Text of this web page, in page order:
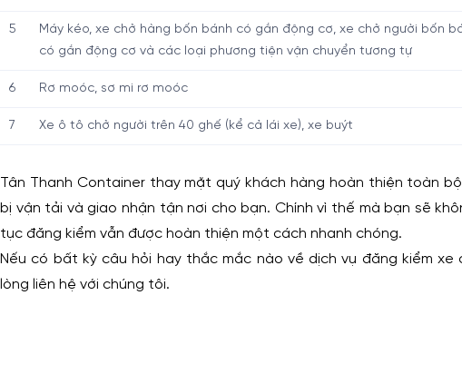
5
Máy kéo, xe chở hàng bốn bánh có gắn động cơ, xe chở người bốn
có gắn động cơ và các loại phương tiện vận chuyển tương tự
6 Rơ moóc, sơ mi rơ moóc
7 Xe ô tô chở người trên 40 ghế (kể cả lái xe), xe buýt
Tân Thanh Container thay mặt quý khách hàng hoàn thiện toàn
bị vận tải và giao nhận tận nơi cho bạn. Chính vì thế mà bạn sẽ
tục đăng kiểm vẫn được hoàn thiện một cách nhanh chóng.
Nếu có bất kỳ câu hỏi hay thắc mắc nào về dịch vụ đăng kiểm
lòng liên hệ với chúng tôi.